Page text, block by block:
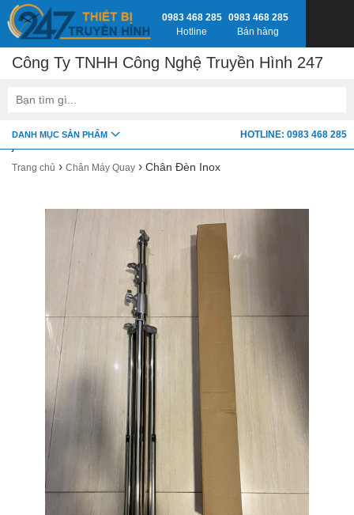
google-site-verification=fSxkTzlyAV278H0_7LAVZEjJh2zdXsbKQ-
Trang chủ › Chân Máy Quay › Chân Đèn Inox
0983 468 285
Hotline
0983 468 285
Bán hàng
Công Ty TNHH Công Nghệ Truyền Hình 247
DANH MỤC SẢN PHẨM HOTLINE: 0983 468 285